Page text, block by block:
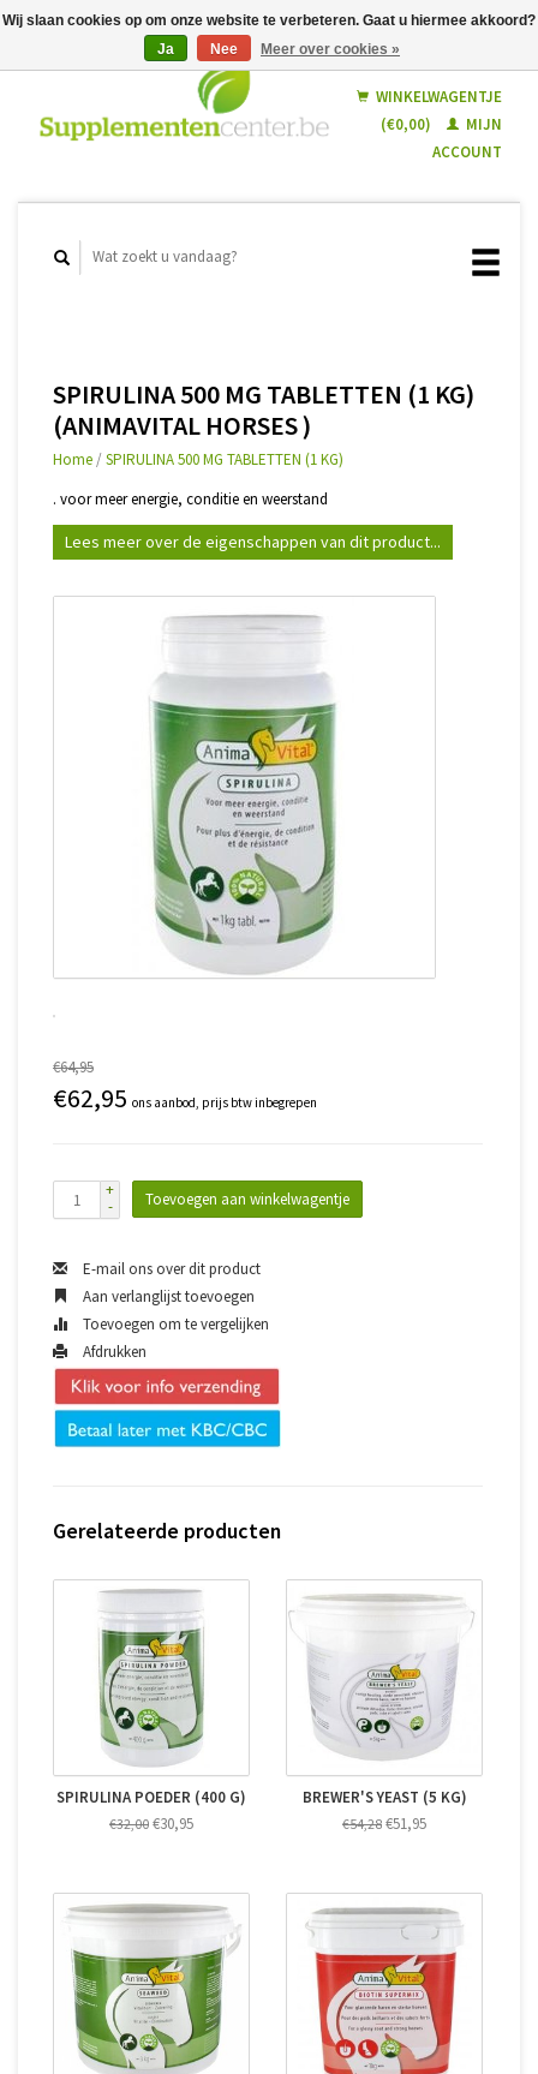
Nederlands
WINKELWAGENTJE
(€0,00)
MIJN
ACCOUNT
SPIRULINA 500 MG TABLETTEN (1 KG)
(ANIMAVITAL HORSES )
Home /SPIRULINA 500 MG TABLETTEN (1 KG)
. voor meer energie, conditie en weerstand
Lees meer over de eigenschappen van dit product...
€64,95
€62,95 ons aanbod, prijs btw inbegrepen
+
-
Toevoegen aan winkelwagentje
E-mail ons over dit product
Aan verlanglijst toevoegen
Toevoegen om te vergelijken
Afdrukken
Gerelateerde producten
SPIRULINA POEDER (400 G)
€32,00 €30,95
BREWER'S YEAST (5 KG)
€54,28 €51,95
Wij slaan cookies op om onze website te verbeteren. Gaat u hiermee akkoord?
Ja
Nee Meer over cookies »